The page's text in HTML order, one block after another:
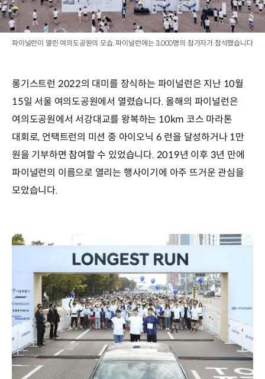
파이널런이 열린 여의도공원의 모습, 파이널런에는 3,000명의 참가자가 참석했습니다
롱기스트런 2022의 대미를 장식하는 파이널런은 지난 10월
15일 서울 여의도공원에서 열렸습니다. 올해의 파이널런은
여의도공원에서 서강대교를 왕복하는 10km 코스 마라톤
대회로, 언택트런의 미션 중 아이오닉 6 런을 달성하거나 1만
원을 기부하면 참여할 수 있었습니다. 2019년 이후 3년 만에
파이널런의 이름으로 열리는 행사이기에 아주 뜨거운 관심을
모았습니다.